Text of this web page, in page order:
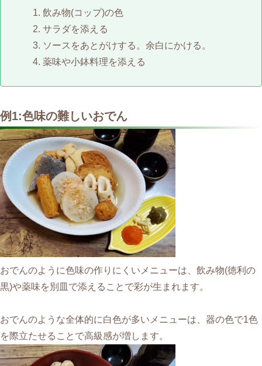
飲み物(コップ)の色
サラダを添える
ソースをあとがけする。余白にかける。
薬味や小鉢料理を添える
例1:色味の難しいおでん
おでんのように色味の作りにくいメニューは、飲み物(徳利の
黒)や薬味を別皿で添えることで彩が生まれます。
おでんのような全体的に白色が多いメニューは、器の色で1色
を際立たせることで高級感が増します。